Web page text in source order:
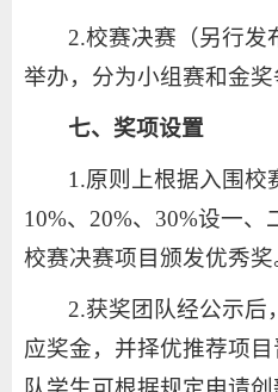
2.校赛决赛（另行发
举办，分为小组赛和金奖
七、奖项设置
1.原则上根据入围校
10%、20%、30%设一、
校赛决赛项目颁发优秀奖
2.获奖团队经公示后
应奖金，并择优推荐项